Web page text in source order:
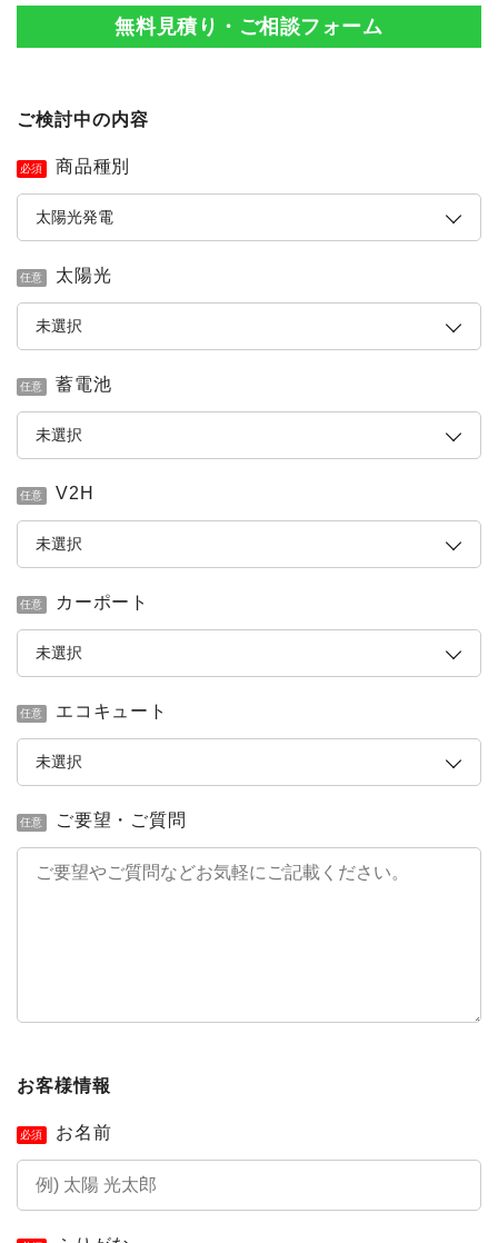
無料見積り・ご相談フォーム
ご検討中の内容
必須 商品種別
任意 太陽光
任意 蓄電池
任意 V2H
任意 カーポート
任意 エコキュート
任意 ご要望・ご質問
お客様情報
必須 お名前